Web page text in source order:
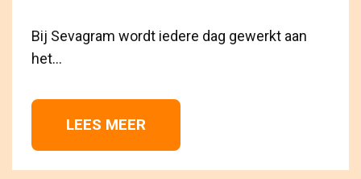
Bij Sevagram wordt iedere dag gewerkt aan
het...
LEES MEER